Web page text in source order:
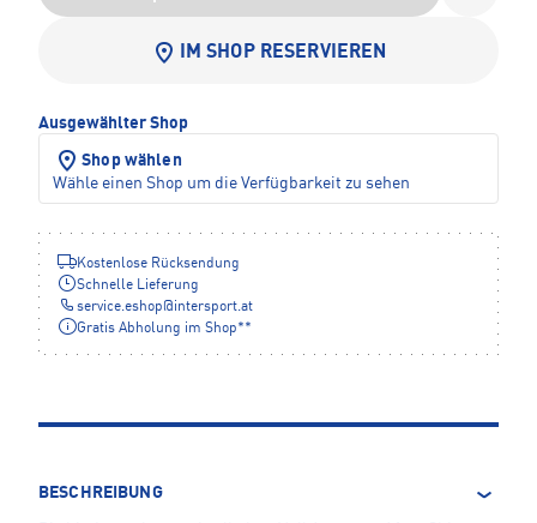
IM SHOP RESERVIEREN
Ausgewählter Shop
Shop wählen
Wähle einen Shop um die Verfügbarkeit zu sehen
Kostenlose Rücksendung
Schnelle Lieferung
service.eshop@intersport.at
Gratis Abholung im Shop**
BESCHREIBUNG